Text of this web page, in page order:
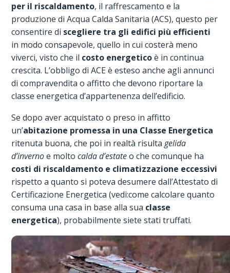
per il riscaldamento, il raffrescamento e la
produzione di Acqua Calda Sanitaria (ACS), questo per
consentire di scegliere tra gli edifici più efficienti
in modo consapevole, quello in cui costerà meno
viverci, visto che il costo energeticoè in continua
crescita. L’obbligo di ACE è esteso anche agli annunci
di compravendita o affitto che devono riportare la
classe energetica d’appartenenza dell’edificio.
Se dopo aver acquistato o preso in affitto
un’abitazione promessa in una Classe Energetica
ritenuta buona, che poi in realtà risulta gelida
d’invernoe molto calda d’estateo che comunque ha
costi di riscaldamento e climatizzazione eccessivi
rispetto a quanto si poteva desumere dall’Attestato di
Certificazione Energetica (vedi:come calcolare quanto
consuma una casa in base alla sua classe
energetica), probabilmente siete stati truffati.